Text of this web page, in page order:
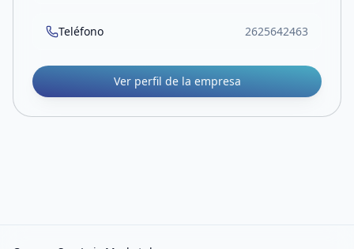
Teléfono 2625642463
Ver perfil de la empresa